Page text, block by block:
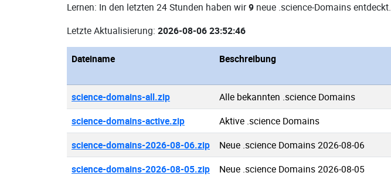
Lernen: In den letzten 24 Stunden haben wir9 neue .science-Domains entdeckt.
Letzte Aktualisierung: 2026-08-06 23:52:46
Dateiname Beschreibung
science-domains-all.zip Alle bekannten .science Domains
science-domains-active.zip Aktive .science Domains
science-domains-2026-08-06.zip Neue .science Domains 2026-08-06
science-domains-2026-08-05.zip Neue .science Domains 2026-08-05